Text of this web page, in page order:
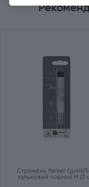
Колір ковпачка
Колір чорнила
Додаткові
Стрижень Parker
кульковий чорний M (3